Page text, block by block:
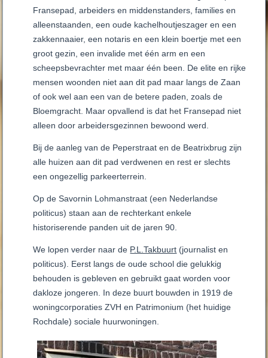
Fransepad, arbeiders en middenstanders, families en
alleenstaanden, een oude kachelhoutjeszager en een
zakkennaaier, een notaris en een klein boertje met een
groot gezin, een invalide met één arm en een
scheepsbevrachter met maar één been. De elite en rijke
mensen woonden niet aan dit pad maar langs de Zaan
of ook wel aan een van de betere paden, zoals de
Bloemgracht. Maar opvallend is dat het Fransepad niet
alleen door arbeidersgezinnen bewoond werd.
Bij de aanleg van de Peperstraat en de Beatrixbrug zijn
alle huizen aan dit pad verdwenen en rest er slechts
een ongezellig parkeerterrein.
Op de Savornin Lohmanstraat (een Nederlandse
politicus) staan aan de rechterkant enkele
historiserende panden uit de jaren 90.
We lopen verder naar de P.L.Takbuurt (journalist en
politicus). Eerst langs de oude school die gelukkig
behouden is gebleven en gebruikt gaat worden voor
dakloze jongeren. In deze buurt bouwden in 1919 de
woningcorporaties ZVH en Patrimonium (het huidige
Rochdale) sociale huurwoningen.